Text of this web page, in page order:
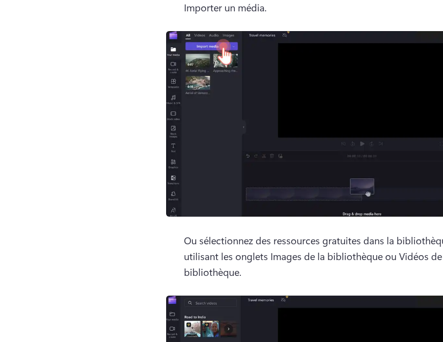
Importer un média.
Ou sélectionnez des ressources gratuites dans la
utilisant les onglets Images de la bibliothèque ou Vidéos
bibliothèque.